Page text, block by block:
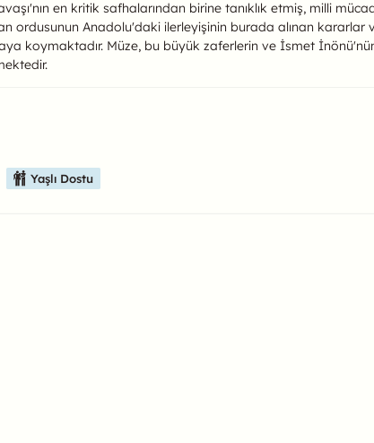
en kritik safhalarından birine tanıklık etmiş, milli
ordusunun Anadolu'daki ilerleyişinin burada alınan
koymaktadır. Müze, bu büyük zaferlerin ve İsmet
Yaşlı Dostu